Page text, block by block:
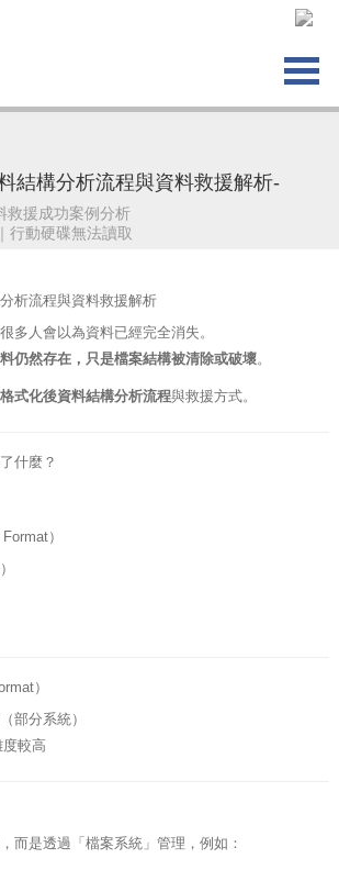
結構分析流程與資料救援解析-
救援成功案例分析
行動硬碟無法讀取
析流程與資料救援解析
多人會以為資料已經完全消失。
仍然存在，只是檔案結構被清除或破壞。
格式化後資料結構分析流程與救援方式。
什麼？
）
）
部分系統）
較高
而是透過「檔案系統」管理，例如：